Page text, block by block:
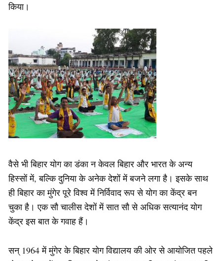
किया।
वैसे भी बिहार योग का डंका न केवल बिहार और भारत के अन्य
हिस्सों में, बल्कि दुनिया के अनेक देशों में बजने लगा है। इसके साथ
ही बिहार का मुंगेर पूरे विश्व में निर्विवाद रूप से योग का केंद्र बन
चुका है। एक सौ चालीस देशों में सात सौ से अधिक सत्यानंद योग
केंद्र इस बात के गवाह हैं।
सन् 1964 में मुंगेर के बिहार योग विद्यालय की ओर से आयोजित पहले